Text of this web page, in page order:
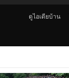
ดูไอเดียบ้าน